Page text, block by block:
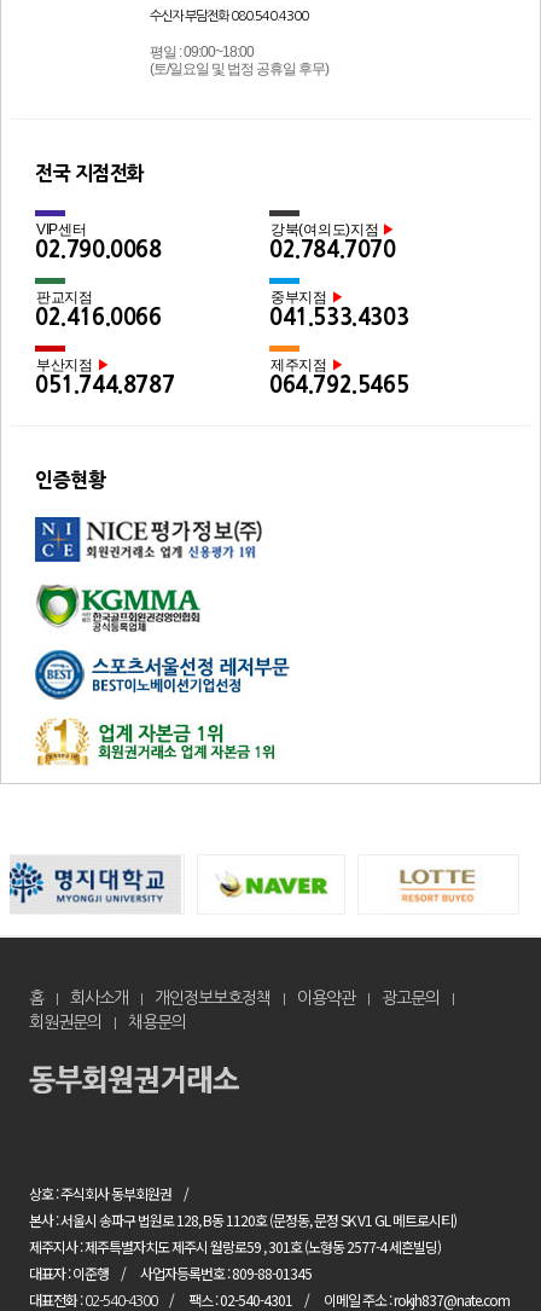
수신자 부담전화 080.540.4300
평일 : 09:00~18:00
(토/일요일 및 법정 공휴일 후무)
전국 지점전화
VIP센터
02.790.0068
강북(여의도)지점 ▶
02.784.7070
판교지점
02.416.0066
중부지점 ▶
041.533.4303
부산지점 ▶
051.744.8787
제주지점 ▶
064.792.5465
인증현황
홈 회사소개 개인정보보호정책 이용약관
광고문의
회원권문의
채용문의
상호 : 주식회사 동부회원권
본사 : 서울시 송파구 법원로 128, B동 1120호 (문정동, 문정 SK V1 GL 메트로시티)
제주지사 : 제주특별자치도 제주시 월랑로59 , 301호 (노형동 2577-4 세흔빌딩)
대표자 : 이준행
사업자등록번호 : 809-88-01345
대표전화 :02-540-4300 팩스 : 02-540-4301 이메일 주소 : rokjh837@nate.com